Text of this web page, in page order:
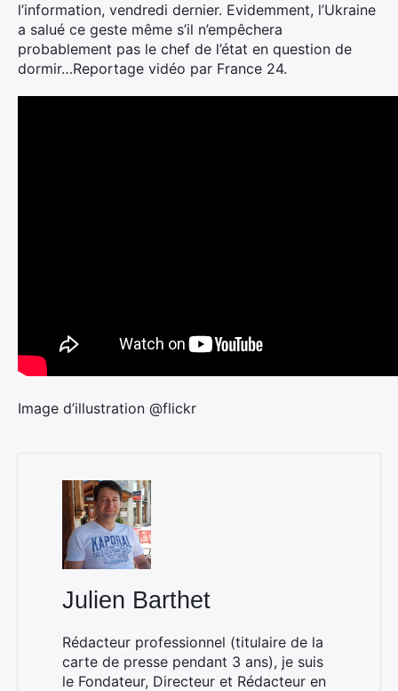
l’information, vendredi dernier. Evidemment, l’Ukraine
a salué ce geste même s’il n’empêchera
probablement pas le chef de l’état en question de
dormir…Reportage vidéo par France 24.
Image d’illustration @flickr
Julien Barthet
Rédacteur professionnel (titulaire de la
carte de presse pendant 3 ans), je suis
le Fondateur, Directeur et Rédacteur en